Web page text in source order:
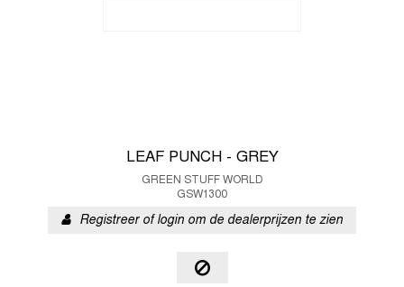
LEAF PUNCH - GREY
GREEN STUFF WORLD
GSW1300
Registreer of login om de dealerprijzen te zien